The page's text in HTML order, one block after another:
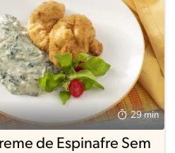
29 min
de Espinafre Sem